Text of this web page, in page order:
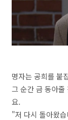
명자는 공희를 붙
그 순간 금 동아줄
요.
"저 다시 돌아왔